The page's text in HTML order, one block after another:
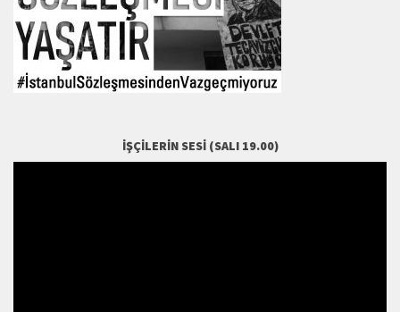
İŞÇILERIN SESI (SALI 19.00)